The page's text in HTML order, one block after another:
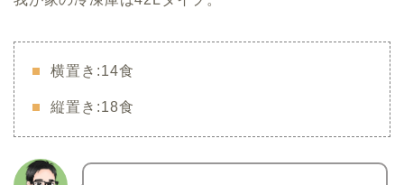
横置き:14食
縦置き:18食